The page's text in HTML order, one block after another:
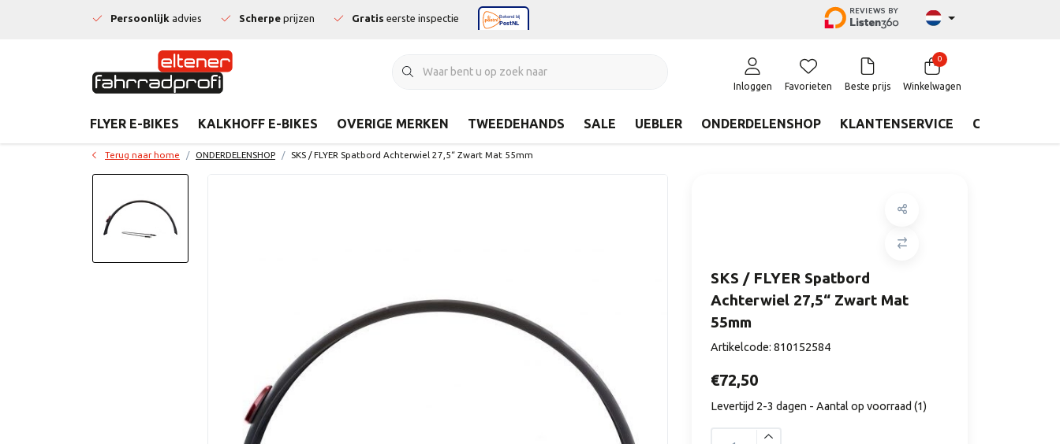
Persoonlijk advies Scherpe prijzen Gratis eerste inspectie
Inloggen Favorieten Beste prijs
0
Winkelwagen
FLYER E-BIKES KALKHOFF E-BIKES OVERIGE MERKEN TWEEDEHANDS SALE UEBLER ONDERDELENSHOP KLANTENSERVICE CONTACT
Terug naar home ONDERDELENSHOP SKS / FLYER Spatbord Achterwiel 27,5“ Zwart Mat 55mm
SKS / FLYER Spatbord
Achterwiel 27,5“ Zwart Mat
55mm
Artikelcode: 810152584
€72,50
Levertijd 2-3 dagen - Aantal op voorraad (1)